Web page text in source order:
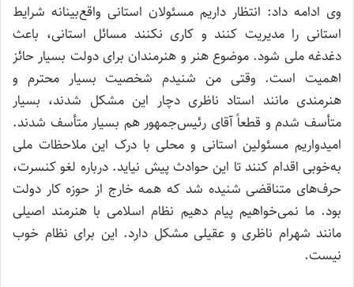
وی ادامه داد: انتظار داریم مسئولان استانی واقع‌بینانه شرایط
استانی را مدیریت کنند و کاری نکنند مسائل استانی، باعث
دغدغه ملی شود. موضوع هنر و هنرمندان برای دولت بسیار حائز
اهمیت است. وقتی من شنیدم شخصیت بسیار محترم و
هنرمندی مانند استاد ناظری دچار این مشکل شدند، بسیار
متأسف شدم و قطعاً آقای رئیس‌جمهور هم بسیار متأسف شدند.
امیدواریم مسئولین استانی و محلی با درک این ملاحظات ملی
به‌خوبی اقدام کنند تا این حوادث پیش نیاید. درباره لغو کنسرت،
حرف‌های متناقضی شنیده شد که همه خارج از حوزه کار دولت
بود. ما نمی‌خواهیم پیام دهیم نظام اسلامی با هنرمند اصیلی
مانند شهرام ناظری و عقیلی مشکل دارد. این برای نظام خوب
نیست.